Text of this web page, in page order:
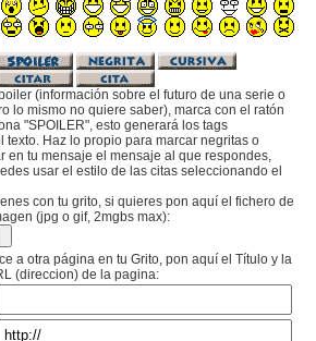
(información sobre el futuro de una serie o
lo mismo no quiere saber), marca con el ratón
"SPOILER", esto generará los tags
texto. Haz lo propio para marcar negritas o
en tu mensaje el mensaje al que respondes,
usar el estilo de las citas seleccionando el
con tu grito, si quieres pon aquí el fichero de
(jpg o gif, 2mgbs max):
a otra página en tu Grito, pon aquí el Título y la
(direccion) de la pagina: